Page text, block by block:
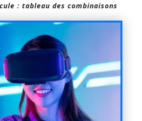
: tableau des combinaisons